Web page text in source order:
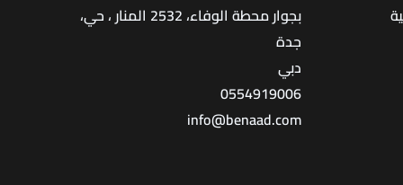
بجوار محطة الوفاء، 2532 المنار ، حي،
جدة
دبي
0554919006
info@benaad.com